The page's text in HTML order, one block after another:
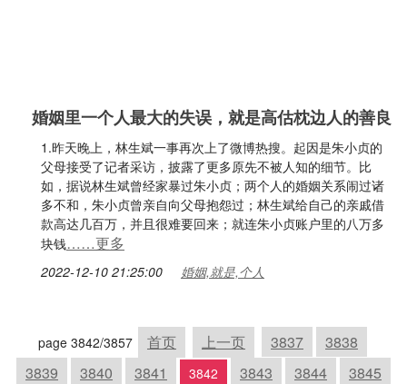
婚姻里一个人最大的失误，就是高估枕边人的善良
1.昨天晚上，林生斌一事再次上了微博热搜。起因是朱小贞的
父母接受了记者采访，披露了更多原先不被人知的细节。比
如，据说林生斌曾经家暴过朱小贞；两个人的婚姻关系闹过诸
多不和，朱小贞曾亲自向父母抱怨过；林生斌给自己的亲戚借
款高达几百万，并且很难要回来；就连朱小贞账户里的八万多
块钱……更多
2022-12-10 21:25:00 婚姻,就是,个人
page 3842/3857 首页 上一页 3837
3838
3839
3840 3841 3842 3843 3844
3845